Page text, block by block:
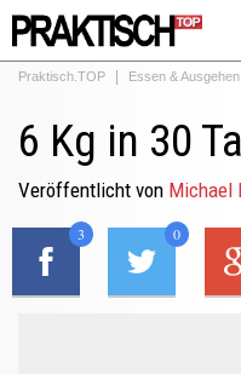
Praktisch.TOP Essen & Ausgehen
6 Kg in 30
Veröffentlicht von Michael
3 0